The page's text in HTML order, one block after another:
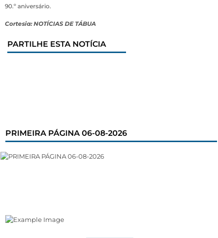
90.º aniversário.
Cortesia: NOTÍCIAS DE TÁBUA
PARTILHE ESTA NOTÍCIA
PRIMEIRA PÁGINA 06-08-2026